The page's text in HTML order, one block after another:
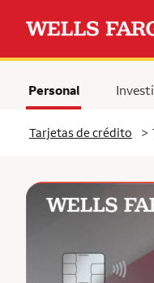
Personal
Tarjetas de crédito >